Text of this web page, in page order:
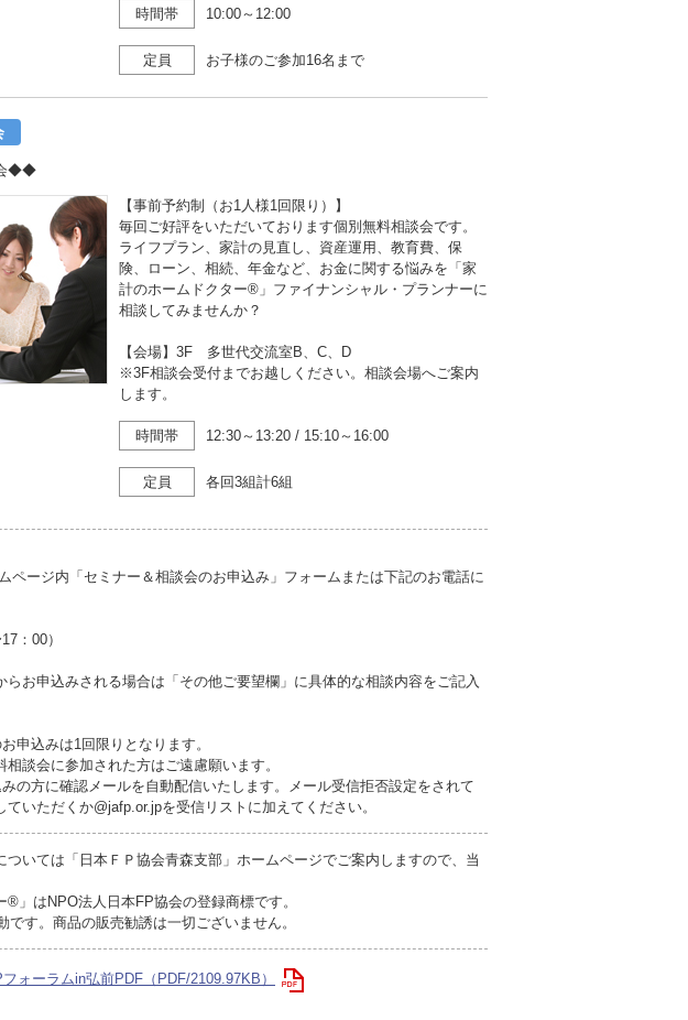
時間帯 10:00～12:00
定員 お子様のご参加16名まで
◆◆
【事前予約制（お1人様1回限り）】
毎回ご好評をいただいております個別無料相談会です。
ライフプラン、家計の見直し、資産運用、教育費、保
険、ローン、相続、年金など、お金に関する悩みを「家
計のホームドクター®」ファイナンシャル・プランナーに
相談してみませんか？
【会場】3F 多世代交流室B、C、D
※3F相談会受付までお越しください。相談会場へご案内
します。
時間帯 12:30～13:20 / 15:10～16:00
定員 各回3組計6組
ページ内「セミナー＆相談会のお申込み」フォームまたは下記のお電話に
17：00）
お申込みされる場合は「その他ご要望欄」に具体的な相談内容をご記入
申込みは1回限りとなります。
談会に参加された方はご遠慮願います。
の方に確認メールを自動配信いたします。メール受信拒否設定をされて
いただくか@jafp.or.jpを受信リストに加えてください。
ついては「日本ＦＰ協会青森支部」ホームページでご案内しますので、当
®」はNPO法人日本FP協会の登録商標です。
です。商品の販売勧誘は一切ございません。
フォーラムin弘前PDF（PDF/2109.97KB）